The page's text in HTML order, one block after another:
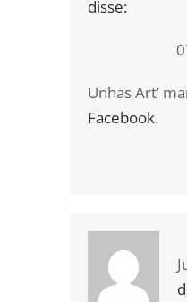
disse:
Unhas Art’
Facebook.